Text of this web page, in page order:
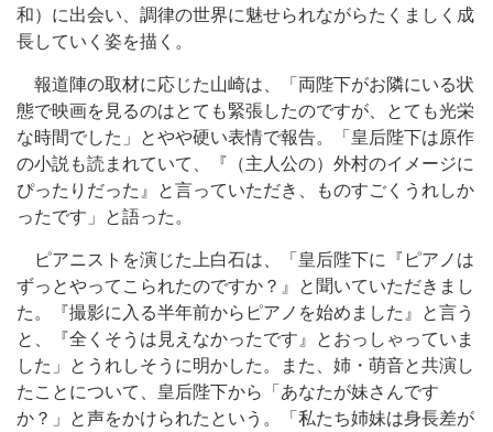
和）に出会い、調律の世界に魅せられながらたくましく成
長していく姿を描く。
報道陣の取材に応じた山崎は、「両陛下がお隣にいる状
態で映画を見るのはとても緊張したのですが、とても光栄
な時間でした」とやや硬い表情で報告。「皇后陛下は原作
の小説も読まれていて、『（主人公の）外村のイメージに
ぴったりだった』と言っていただき、ものすごくうれしか
ったです」と語った。
ピアニストを演じた上白石は、「皇后陛下に『ピアノは
ずっとやってこられたのですか？』と聞いていただきまし
た。『撮影に入る半年前からピアノを始めました』と言う
と、『全くそうは見えなかったです』とおっしゃっていま
した」とうれしそうに明かした。また、姉・萌音と共演し
たことについて、皇后陛下から「あなたが妹さんです
か？」と声をかけられたという。「私たち姉妹は身長差が